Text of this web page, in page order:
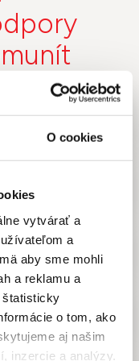
O cookies
vytvárať a
a
aby sme mohli
a reklamu a
štatisticky
o tom, ako
aj našim
inzercie a analýzy.